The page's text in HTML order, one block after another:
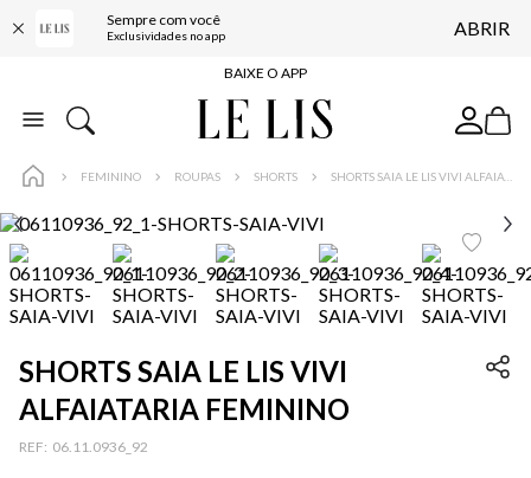
Sempre com você
Exclusividades no app ABRIR
FRETE GRÁTIS*
BAIXE O APP
10% OFF NA PRIMEIRA COMPRA*
FRETE GRÁTIS*
BAIXE O APP
10% OFF NA PRIMEIRA COMPRA*
FEMININO ROUPAS SHORTS
SHORTS SAIA LE LIS VIVI
ALFAIATARIA FEMININO
: 06.11.0936_92